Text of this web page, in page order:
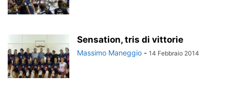
Sensation, tris di vittorie
Massimo Maneggio - 14 Febbraio 2014